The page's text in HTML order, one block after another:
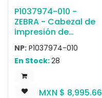
P1037974-010 -
ZEBRA - Cabezal de
impresión de
transferencia
térmica Cabezal de
impresión 203 dpi,
ZT210, ZT220, ZT230
NP: P1037974-010
En Stock:28
MXN $ 8,995.66